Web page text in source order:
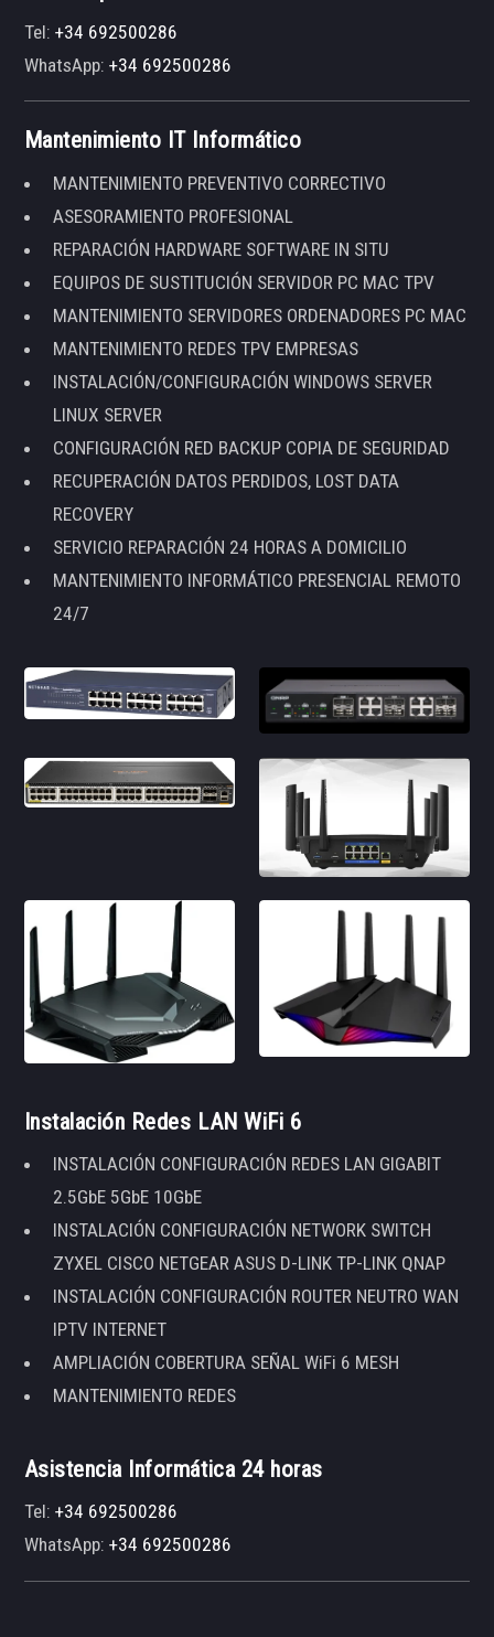
Tel:+34 692500286
WhatsApp:+34 692500286
Mantenimiento IT Informático
MANTENIMIENTO PREVENTIVO CORRECTIVO
ASESORAMIENTO PROFESIONAL
REPARACIÓN HARDWARE SOFTWARE IN SITU
EQUIPOS DE SUSTITUCIÓN SERVIDOR PC MAC TPV
MANTENIMIENTO SERVIDORES ORDENADORES PC MAC
MANTENIMIENTO REDES TPV EMPRESAS
INSTALACIÓN/CONFIGURACIÓN WINDOWS SERVER
LINUX SERVER
CONFIGURACIÓN RED BACKUP COPIA DE SEGURIDAD
RECUPERACIÓN DATOS PERDIDOS, LOST DATA
RECOVERY
SERVICIO REPARACIÓN 24 HORAS A DOMICILIO
MANTENIMIENTO INFORMÁTICO PRESENCIAL REMOTO
24/7
Instalación Redes LAN WiFi 6
INSTALACIÓN CONFIGURACIÓN REDES LAN GIGABIT
2.5GbE 5GbE 10GbE
INSTALACIÓN CONFIGURACIÓN NETWORK SWITCH
ZYXEL CISCO NETGEAR ASUS D-LINK TP-LINK QNAP
INSTALACIÓN CONFIGURACIÓN ROUTER NEUTRO WAN
IPTV INTERNET
AMPLIACIÓN COBERTURA SEÑAL WiFi 6 MESH
MANTENIMIENTO REDES
Asistencia Informática 24 horas
Tel:+34 692500286
WhatsApp:+34 692500286